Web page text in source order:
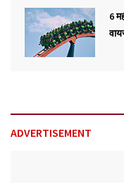
6
ADVERTISEMENT